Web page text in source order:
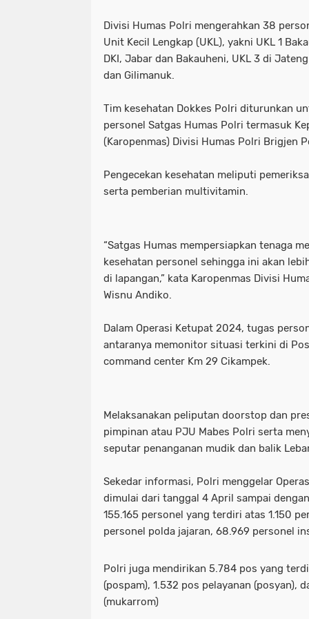
Pelaku Pembacokan Berhasil
Perkuat Ketahanan Pangan Menuju
Polres Pelabuhan Tanjung Perak
Polres Pelabuhan Tanjung Perak
Polsek Kenjeran Ungkap Kasus
Program Walikota Surabaya Eri
Tuding PT. DABN Bohong Terkait
_Lokasi ditemukan pemuda tewas
_Prabowo menunjuk Komjen Pol
_Tangkapan layar video banjir rob di
- Maruarar mengatakan rumah
pendapatan ini. (Foto: ANTARA FOTO/
- Muhammad Iqbal Khatami founder
'Tuntut Pangkas Pemotongan Biaya
"Jalur Lintas Selatan (JLS) Kelok
"Presiden RI Prabowo Subianto.
mayoritas etle meluap hingga
motor sempat diduga melaju
ojol gelar demo digedung dpr
perkuat ketahanan pangan
polres pelabuhan tanjung perak
polri tetapkan tiga tersangka kasus
polsek pabean cantikan ungkap
program walikota surabaya eri
waka dpr: kado istimewa di hari
_lokasi ditemukan pemuda tewas
(kemenkum). (arsip humas
_tangkapan layar video banjir rob di
- maruarar mengatakan rumah
pendapatan ini. (foto: antara foto/
- muhammad iqbal khatami
'tuntut pangkas pemotongan biaya
"jalur lintas selatan (jls) kelok
Divisi Humas Polri mengerahkan 38
Unit Kecil Lengkap (UKL), yakni UKL 1
DKI, Jabar dan Bakauheni, UKL 3 di
dan Gilimanuk.
Tim kesehatan Dokkes Polri diturunkan
personel Satgas Humas Polri termasuk
(Karopenmas) Divisi Humas Polri Brigjen
Pengecekan kesehatan meliputi
serta pemberian multivitamin.
“Satgas Humas mempersiapkan tenaga
kesehatan personel sehingga ini akan
di lapangan,” kata Karopenmas Divisi
Wisnu Andiko.
Dalam Operasi Ketupat 2024, tugas
antaranya memonitor situasi terkini di
command center Km 29 Cikampek.
Melaksanakan peliputan doorstop dan
pimpinan atau PJU Mabes Polri serta
seputar penanganan mudik dan balik
Sekedar informasi, Polri menggelar
dimulai dari tanggal 4 April sampai
155.165 personel yang terdiri atas 1.150
personel polda jajaran, 68.969 personel
Polri juga mendirikan 5.784 pos yang
(pospam), 1.532 pos pelayanan (posyan),
(mukarrom)